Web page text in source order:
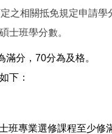
之相關抵免規定申請
士班學分數。
分，70分為及格。
下：
班專業選修課程至少修